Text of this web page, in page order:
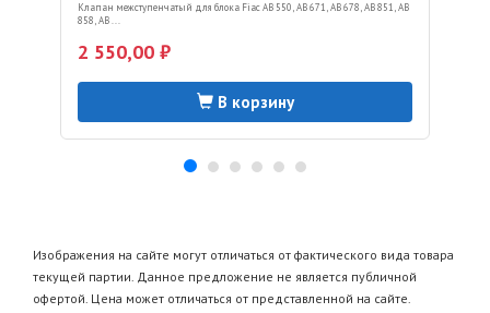
Клапан межступенчатый для блока Fiac AB 550, AB 671, AB 678, AB 851, AB
858, AB ...
2 550,00 ₽
В корзину
Изображения на сайте могут отличаться от фактического вида товара
текущей партии. Данное предложение не является публичной
офертой. Цена может отличаться от представленной на сайте.